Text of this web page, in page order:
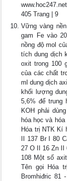
405 Trang | 9
Vững vàng
gam Fe vào
nồng độ mol
tích dung dịch
oxit trong 100
của các chất
ml dung dịch
khối lượng
5,6% để trung
KOH phải
hóa học và
Hóa trị NTK Kí
II 137 Br I 80
27 O II 16 Zn II
108 Một số
Tên gọi Hóa
Bromhiđric 81